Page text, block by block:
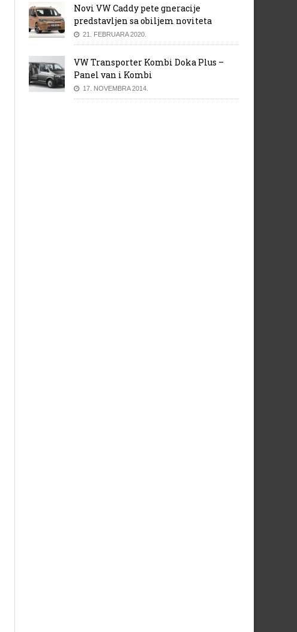
Novi VW Caddy pete gneracije
predstavljen sa obiljem noviteta
21. FEBRUARA 2020.
VW Transporter Kombi Doka Plus –
Panel van i Kombi
17. NOVEMBRA 2014.